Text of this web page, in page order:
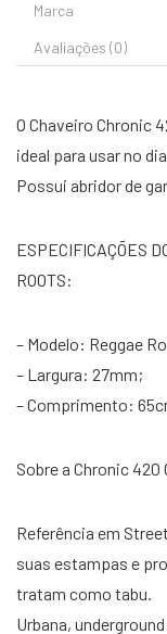
Marca
Avaliações (0)
O Chaveiro Chronic
ideal para usar no
Possui abridor de
ESPECIFICAÇÕES
ROOTS:
– Modelo: Reggae
– Largura: 27mm;
– Comprimento:
Sobre a Chronic 420
Referência em
suas estampas e
tratam como tabu.
Urbana,